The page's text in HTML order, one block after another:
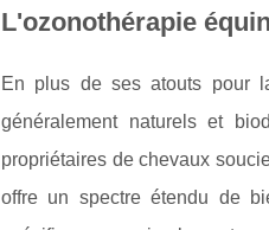
L'ozonothérapie
En plus de ses atouts pour
généralement naturels et
propriétaires de chevaux
offre un spectre étendu de